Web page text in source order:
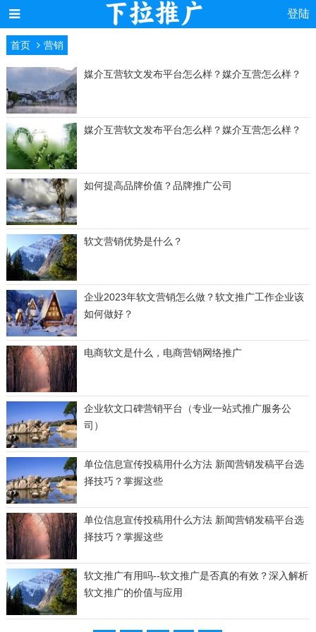
登陆
首页 营销
媒介互营软文发布平台怎么样？媒介互营怎么样？
媒介互营软文发布平台怎么样？媒介互营怎么样？
如何提高品牌价值？品牌推广公司
软文营销优势是什么？
企业2023年软文营销怎么做？软文推广工作企业该
如何做好？
电商软文是什么，电商营销网络推广
企业软文口碑营销平台（专业一站式推广服务公
司）
单位信息宣传投稿用什么方法 新闻营销发稿平台选
择技巧？掌握这些
单位信息宣传投稿用什么方法 新闻营销发稿平台选
择技巧？掌握这些
软文推广有用吗--软文推广是否真的有效？深入解析
软文推广的价值与应用